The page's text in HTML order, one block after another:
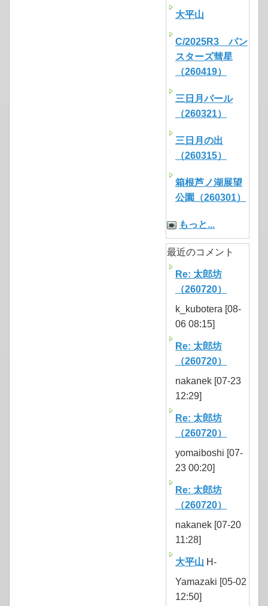
大平山
C/2025R3 パン
スターズ彗星
（260419）
三日月パール
（260321）
三日月の出
（260315）
箱根芦ノ湖展望
公園（260301）
もっと...
最近のコメント
Re: 太郎坊
（260720）
k_kubotera [08-
06 08:15]
Re: 太郎坊
（260720）
nakanek [07-23
12:29]
Re: 太郎坊
（260720）
yomaiboshi [07-
23 00:20]
Re: 太郎坊
（260720）
nakanek [07-20
11:28]
大平山 H-
Yamazaki [05-02
12:50]